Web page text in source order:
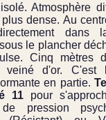
Atmosphère
dense. Au
dans
le plancher
Cinq mètres
veiné d'or. C'est
en partie.
11 pour
pression